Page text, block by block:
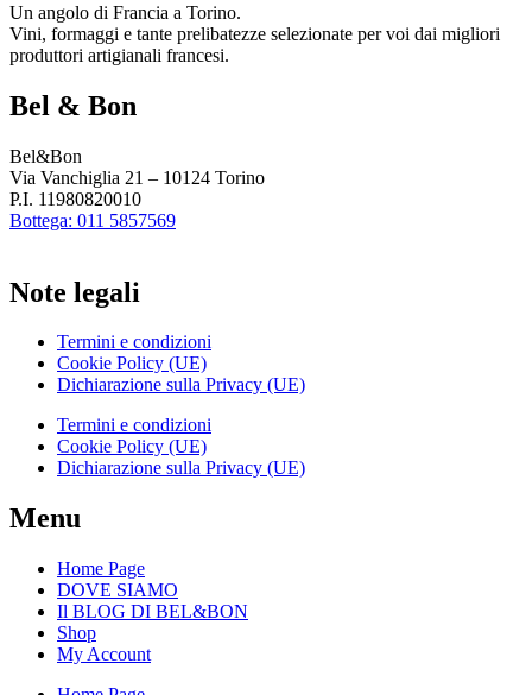
Un angolo di Francia a Torino.
Vini, formaggi e tante prelibatezze selezionate per voi dai migliori
produttori artigianali francesi.
Bel & Bon
Bel&Bon
Via Vanchiglia 21 – 10124 Torino
P.I. 11980820010
Bottega: 011 5857569
Note legali
Termini e condizioni
Cookie Policy (UE)
Dichiarazione sulla Privacy (UE)
Termini e condizioni
Cookie Policy (UE)
Dichiarazione sulla Privacy (UE)
Menu
Home Page
DOVE SIAMO
Il BLOG DI BEL&BON
Shop
My Account